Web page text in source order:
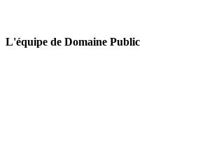
L'équipe de Domaine Public